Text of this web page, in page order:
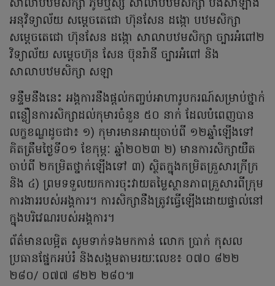
សាលាបឋមសិក្សា ភូមិឬស្សី សាលាបឋមសិក្សា បឹងសាឡាង
អនុវិទ្យាល័យ សម្តេចតេជោ ហ៊ុនសែន ដង្កោ បឋមសិក្សា
សម្ដេចតេជោ ហ៊ុនសែន ដង្កោ សាលាបឋមសិក្សា ច្បារអំពៅ២
វិទ្យាល័យ សម្តេចហ៊ុន សែន ប៊ុនរ៉ានី ច្បារអំពៅ និង
សាលាបឋមសិក្សា សឡា
ទន្ទឹមនឹងនេះ អង្គការនឹងផ្ដល់កញ្ចប់អាហារូបករណ៍សម្រាប់ថ្នាក់
ពន្លឿនការសិក្សាដល់កុមារចំនួន ៥០ នាក់ ដែលបំពេញបាន
លក្ខខណ្ឌដូចជា៖ ១) កុមារមានអាយុចាប់ពី ១២ឆ្នាំឡើងទៅ
គិតត្រឹមថ្ងៃទី០១ ខែកុម្ភៈ ឆ្នាំ២០២៣ ២) មានការសិក្សាយឺត
ចាប់ពី ២កម្រិតថ្នាក់ឡើងទៅ ៣) ស្ថិតក្នុងកម្រិតគ្រួសារក្រីក្រ
និង ៤) ព្រមទទួលយកការចុះវាយតម្លៃស្ថានភាពគ្រួសារពីក្រុម
ការងាររបស់អង្គការ។ ការសិក្សានឹងត្រូវធ្វើឡើងដោយផ្ទាល់នៅ
ក្នុងបរិវេណរបស់អង្គការ។
ព័ត៌មានលម្អិត សូមទាក់ទងមកកាន់ លោក ប្រាក់ កុសល
ប្រធានផ្នែកអប់រំ និងសង្គមតាមរយៈលេខ៖ ០៧០ ៨២២
២៨០/ ០៧៧ ៨២២ ២៨០៕